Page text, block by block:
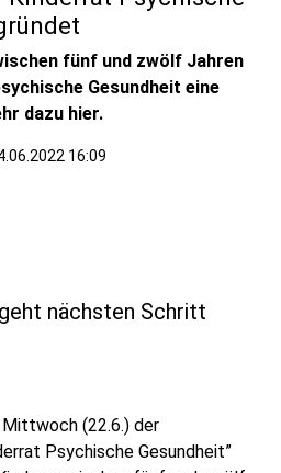
fünf und zwölf Jahren
Gesundheit eine
dazu hier.
16:09
nächsten Schritt
(22.6.) der
Psychische Gesundheit”